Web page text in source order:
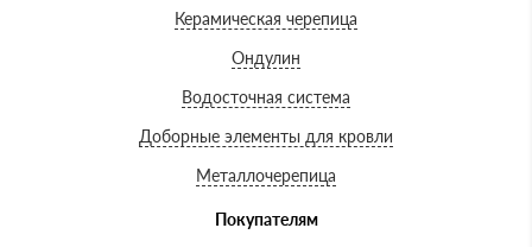
Керамическая черепица
Ондулин
Водосточная система
Доборные элементы для кровли
Металлочерепица
Покупателям